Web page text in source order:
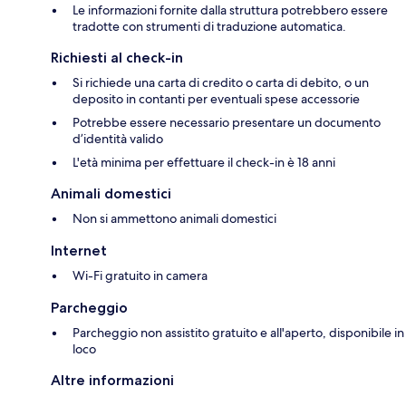
Le informazioni fornite dalla struttura potrebbero essere
tradotte con strumenti di traduzione automatica.
Richiesti al check-in
Si richiede una carta di credito o carta di debito, o un
deposito in contanti per eventuali spese accessorie
Potrebbe essere necessario presentare un documento
d’identità valido
L'età minima per effettuare il check-in è 18 anni
Animali domestici
Non si ammettono animali domestici
Internet
Wi-Fi gratuito in camera
Parcheggio
Parcheggio non assistito gratuito e all'aperto, disponibile in
loco
Altre informazioni